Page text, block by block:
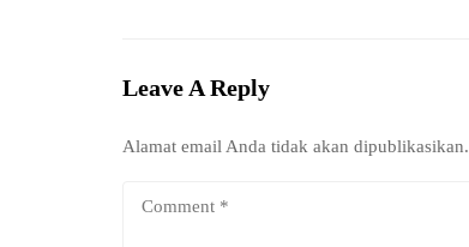
Leave A Reply
Alamat email Anda tidak akan dipublikasikan.